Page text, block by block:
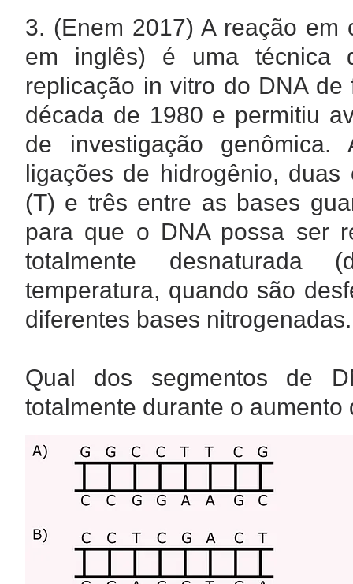
3. (Enem 2017) A reação
em inglês) é uma técnica
replicação in vitro do DNA
década de 1980 e permitiu
de investigação
ligações de hidrogênio,
(T) e três entre as bases
para que o DNA possa ser
totalmente desnaturada
temperatura, quando são
diferentes bases nitrogenadas.
Qual dos segmentos de
totalmente durante o